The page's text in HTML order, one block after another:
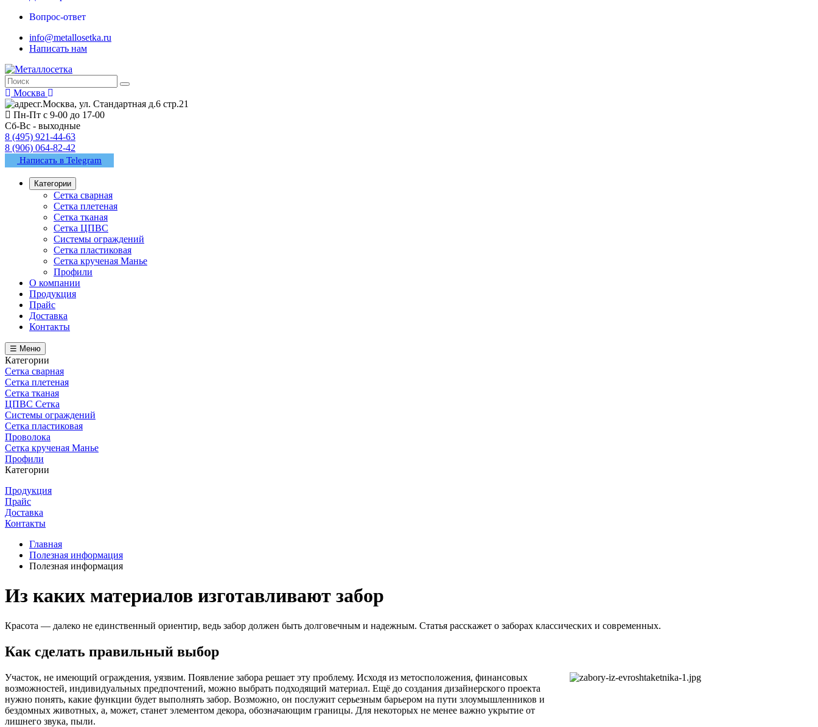
Вопрос-ответ
info@metallosetka.ru
Написать нам
Москва
г.Москва, ул. Стандартная д.6 стр.21
Пн-Пт с 9-00 до 17-00
Сб-Вс - выходные
8 (495) 921-44-63
8 (906) 064-82-42
Написать в Telegram
Категории
Сетка сварная
Сетка плетеная
Сетка тканая
Сетка ЦПВС
Системы ограждений
Сетка пластиковая
Сетка крученая Манье
Профили
О компании
Продукция
Прайс
Доставка
Контакты
☰ Меню
Категории
Сетка сварная
Сетка плетеная
Сетка тканая
ЦПВС Сетка
Системы ограждений
Сетка пластиковая
Проволока
Сетка крученая Манье
Профили
Категории
Продукция
Прайс
Доставка
Контакты
Главная
Полезная информация
Полезная информация
Из каких материалов изготавливают забор
Красота — далеко не единственный ориентир, ведь забор должен быть долговечным и надежным. Статья расскажет о заборах классических и современных.
Как сделать правильный выбор
Участок, не имеющий ограждения, уязвим. Появление забора решает эту проблему. Исходя из метосположения, финансовых
возможностей, индивидуальных предпочтений, можно выбрать подходящий материал. Ещё до создания дизайнерского проекта
нужно понять, какие функции будет выполнять забор. Возможно, он послужит серьезным барьером на пути злоумышленников и
бездомных животных, а, может, станет элементом декора, обозначающим границы. Для некоторых не менее важно укрытие от
лишнего звука, пыли.